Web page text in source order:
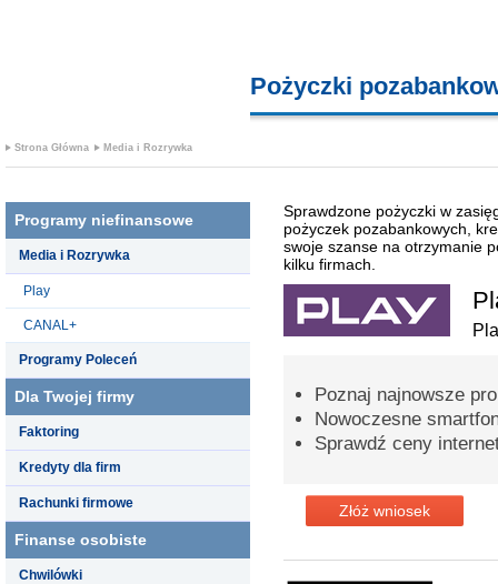
Pożyczki
Strona Główna Media i Rozrywka
Programy niefinansowe
Media i Rozrywka
Play
CANAL+
Programy Poleceń
Dla Twojej firmy
Faktoring
Kredyty dla firm
Rachunki firmowe
Finanse osobiste
Chwilówki
Sprawdzone pożyczki w
pożyczek pozabankowych,
swoje szanse na otrzymanie
kilku firmach.
Poznaj najnowsze
Nowoczesne
Sprawdź ceny
Złóż wniosek